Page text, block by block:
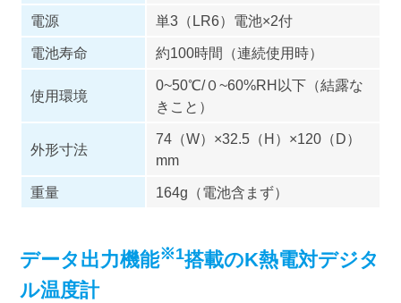
電源
単3（LR6）電池×2付
電池寿命
約100時間（連続使用時）
使用環境
0~50℃/０~60%RH以下（結露な
きこと）
外形寸法
74（W）×32.5（H）×120（D）
mm
重量
164g（電池含まず）
データ出力機能※1搭載のK熱電対デジタ
ル温度計